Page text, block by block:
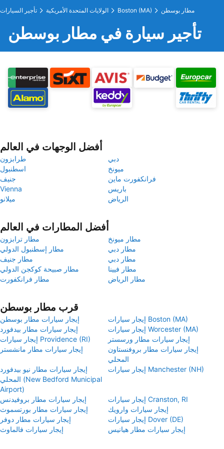
تأجير السيارات الولايات المتحدة الأمريكية Boston (MA) مطار بوسطن
تأجير سيارة في مطار بوسطن
أفضل الوجهات في العالم
طرابزون
دبي
اسطنبول
ميونخ
جنيف
فرانكفورت ماين
Vienna
باريس
ميلانو
الرياض
أفضل المطارات في العالم
مطار ترابزون
مطار ميونخ
مطار إسطنبول الدولي
مطار دبي
مطار جنيف
مطار دبي
مطار صبيحة كوكجن الدولي
مطار فيينا
مطار فرانكفورت
مطار الرياض
قرب مطار بوسطن
إيجار سيارات مطار بوسطن
إيجار سيارات Boston (MA)
إيجار سيارات مطار بيدفورد
إيجار سيارات Worcester (MA)
إيجار سيارات Providence (RI)
إيجار سيارات مطار ورسستر
إيجار سيارات مطار مانشستر
إيجار سيارات مطار بروفنستاون
المحلي
إيجار سيارات مطار نيو بيدفورد
المحلي (New Bedford Municipal
Airport)
إيجار سيارات Manchester (NH)
إيجار سيارات مطار بروفيدنس
إيجار سيارات Cranston, RI
إيجار سيارات مطار بورتسموث
إيجار سيارات وارويك
إيجار سيارات مطار دوفر
إيجار سيارات Dover (DE)
إيجار سيارات فالماوث
إيجار سيارات مطار هيانيس